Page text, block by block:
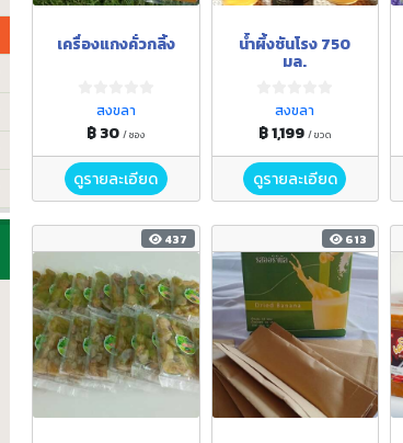
เครื่องแกงคั่วกลิ้ง
สงขลา
฿ 30 / ซอง
ดูรายละเอียด
น้ำผึ้งชันโรง 750
มล.
สงขลา
฿ 1,199 / ขวด
ดูรายละเอียด
437 613